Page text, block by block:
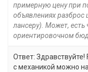
примерную цену при
объявлениях разброс
лансеру). Может, есть
ориентировочном
Ответ: Здравствуйте!
c механикой можно